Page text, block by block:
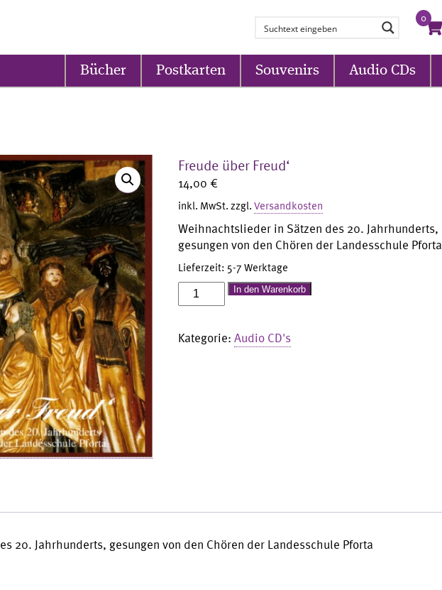
0
Bücher Postkarten Souvenirs Audio CDs
Freude über Freud‘
14,00 €
inkl. MwSt.zzgl.Versandkosten
Weihnachtslieder in Sätzen des 20. Jahrhunderts,
gesungen von den Chören der Landesschule Pforta
Lieferzeit: 5-7 Werktage
Freude
über
Menge
In den Warenkorb
Kategorie: Audio CD's
20. Jahrhunderts, gesungen von den Chören der Landesschule Pforta